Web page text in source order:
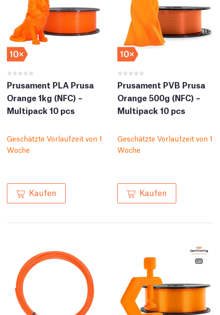
Prusament PLA Prusa
Orange 1kg (NFC) –
Multipack 10 pcs
Geschätzte Vorlaufzeit von 1
Woche
Kaufen
Prusament PVB Prusa
Orange 500g (NFC) –
Multipack 10 pcs
Geschätzte Vorlaufzeit von 1
Woche
Kaufen